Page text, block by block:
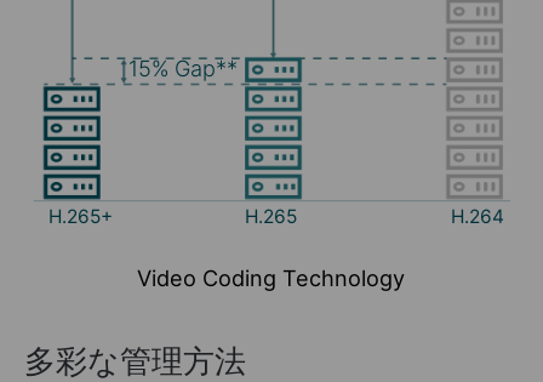
15%Gap**
H.265+ H.265 H.264
Video Coding Technology
多彩な管理方法